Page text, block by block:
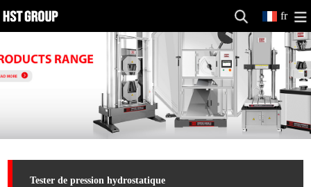
fr
Tester de pression hydrostatique